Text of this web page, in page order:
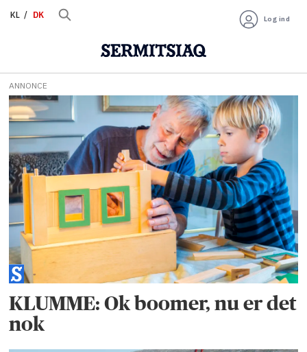
KL DK Log ind
Tag:
klumme
ANNONCE
KLUMME: Ok boomer, nu er det
nok